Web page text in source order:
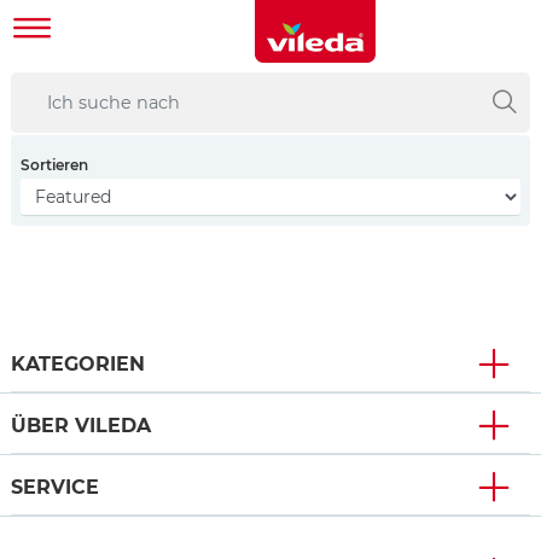
Sortieren
KATEGORIEN
ÜBER VILEDA
SERVICE